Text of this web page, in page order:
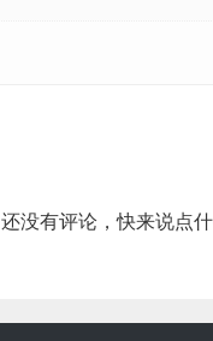
还没有评论，快来说点